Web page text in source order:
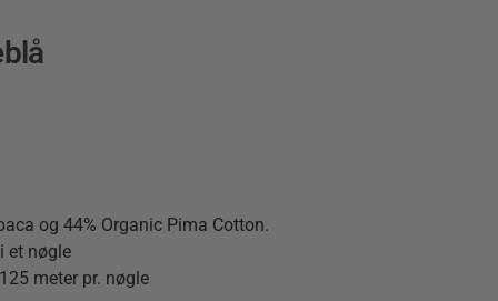
og 44% Organic Pima Cotton.
et nøgle
meter pr. nøgle